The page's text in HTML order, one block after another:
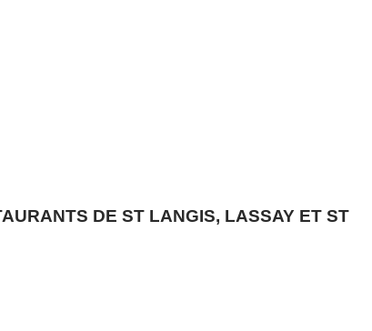
DE ST LANGIS, LASSAY ET ST